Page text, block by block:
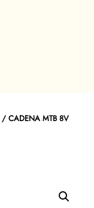
/ CADENA MTB 8V